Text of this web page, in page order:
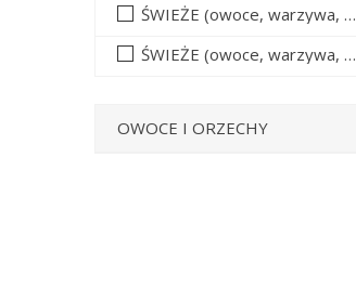
ŚWIEŻE (owoce, warzywa, grzyby) - tacki i sztuki
ŚWIEŻE (owoce, warzywa, grzyby) - ZBIORCZE
OWOCE I ORZECHY